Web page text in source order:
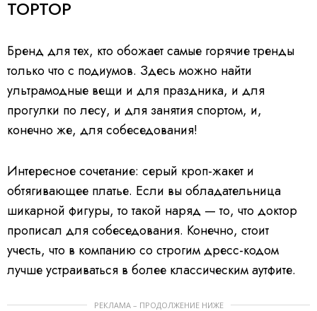
TOPTOP
Бренд для тех, кто обожает самые горячие тренды
только что с подиумов. Здесь можно найти
ультрамодные вещи и для праздника, и для
прогулки по лесу, и для занятия спортом, и,
конечно же, для собеседования!
Интересное сочетание: серый кроп-жакет и
обтягивающее платье. Если вы обладательница
шикарной фигуры, то такой наряд — то, что доктор
прописал для собеседования. Конечно, стоит
учесть, что в компанию со строгим дресс-кодом
лучше устраиваться в более классическим аутфите.
РЕКЛАМА – ПРОДОЛЖЕНИЕ НИЖЕ